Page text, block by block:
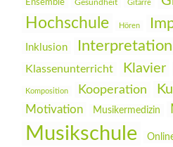
Ensemble Gesundheit Gitarre
Hochschule Hören
Inklusion Interpretation
Klassenunterricht Klavier
Komposition Kooperation
Motivation Musikermedizin
Musikschule